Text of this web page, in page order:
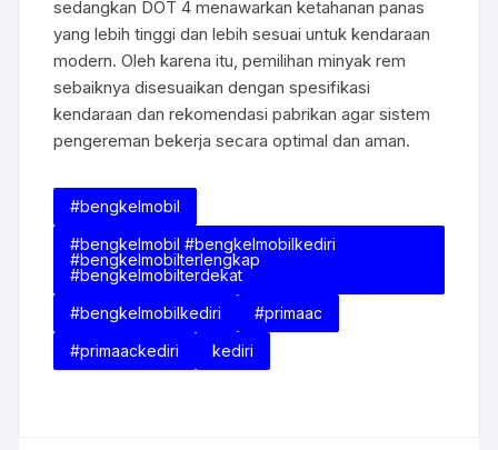
sedangkan DOT 4 menawarkan ketahanan panas
yang lebih tinggi dan lebih sesuai untuk kendaraan
modern. Oleh karena itu, pemilihan minyak rem
sebaiknya disesuaikan dengan spesifikasi
kendaraan dan rekomendasi pabrikan agar sistem
pengereman bekerja secara optimal dan aman.
#bengkelmobil
#bengkelmobil #bengkelmobilkediri
#bengkelmobilterlengkap
#bengkelmobilterdekat
#bengkelmobilkediri
#primaac
#primaackediri
kediri